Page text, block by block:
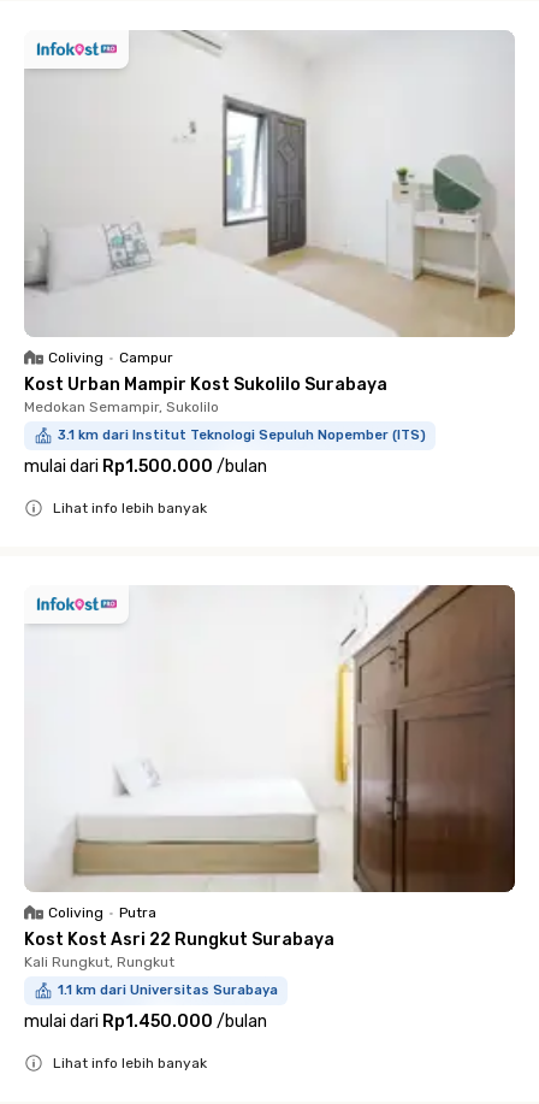
Coliving • Campur
Kost Urban Mampir Kost Sukolilo Surabaya
Medokan Semampir, Sukolilo
3.1 km dari Institut Teknologi Sepuluh Nopember (ITS)
mulai dari Rp1.500.000 /bulan
Lihat info lebih banyak
Coliving • Putra
Kost Kost Asri 22 Rungkut Surabaya
Kali Rungkut, Rungkut
1.1 km dari Universitas Surabaya
mulai dari Rp1.450.000 /bulan
Lihat info lebih banyak